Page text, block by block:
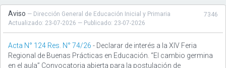
7346
Aviso — Dirección General de Educación Inicial y Primaria
Actualizado: 23-07-2026 — Publicado: 23-07-2026
Acta N° 124 Res. N° 74/26 - Declarar de interés a la XIV Feria
Regional de Buenas Prácticas en Educación. “El cambio germina
en el aula” Convocatoria abierta para la postulación de